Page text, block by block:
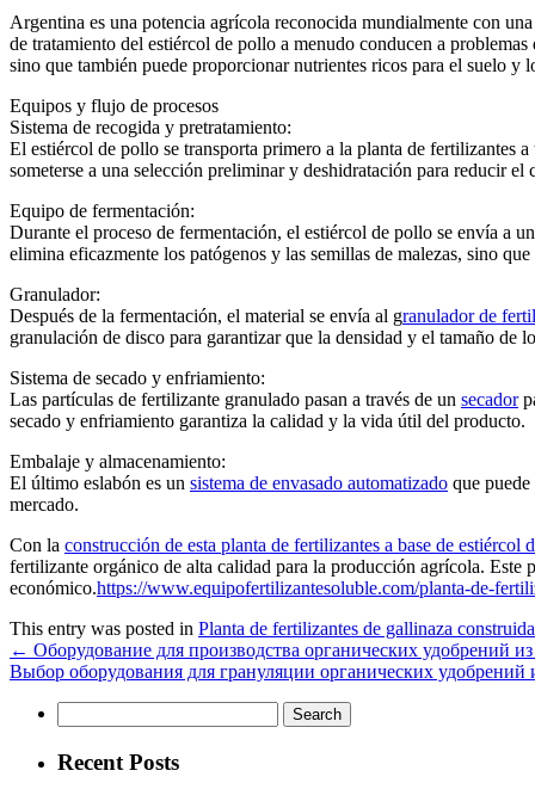
Argentina es una potencia agrícola reconocida mundialmente con
de tratamiento del estiércol de pollo a menudo conducen a
sino que también puede proporcionar nutrientes ricos para el suelo y
Equipos y flujo de procesos
Sistema de recogida y pretratamiento:
El estiércol de pollo se transporta primero a la planta de fertilizantes
someterse a una selección preliminar y deshidratación para reducir
Equipo de fermentación:
Durante el proceso de fermentación, el estiércol de pollo se envía a
elimina eficazmente los patógenos y las semillas de malezas, sino
Granulador:
Después de la fermentación, el material se envía al granulador de
granulación de disco para garantizar que la densidad y el tamaño de
Sistema de secado y enfriamiento:
Las partículas de fertilizante granulado pasan a través de un secador
secado y enfriamiento garantiza la calidad y la vida útil del producto.
Embalaje y almacenamiento:
El último eslabón es un sistema de envasado automatizado que
mercado.
Con la construcción de esta planta de fertilizantes a base de estiércol
fertilizante orgánico de alta calidad para la producción agrícola. Este
económico.https://www.equipofertilizantesoluble.com/planta-de-
This entry was posted in Planta de fertilizantes de gallinaza
← Оборудование для производства органических удобрений
Выбор оборудования для грануляции органических удобрений
for:
Recent Posts